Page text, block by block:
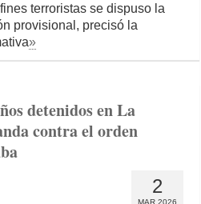
terroristas se dispuso la
provisional, precisó la
»
detenidos en La
contra el orden
2